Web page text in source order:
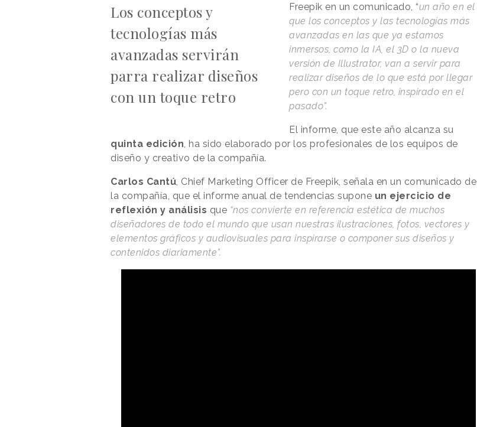
Los conceptos y
tecnologías más
avanzadas servirán
parra realizar diseños
con un toque retro
Freepik en un comunicado, “un año en el
que los conceptos y las tecnologías más
avanzadas en las que ya estamos
inmersos, como la IA, el 3D o la nueva
versión de Illustrator, van a servir para
realizar diseños de lo que está por llegar
pero con un toque retro, inspirado en el
pasado”.
El informe, que este año alcanza su
quinta edición , ha sido elaborado por los profesionales de los equipos de
diseño y creativo de la compañía.
Carlos Cantú , Chief Marketing Officer de Freepik, señala en un comunicado de
la compañía, que el informe anual de tendencias supone un ejercicio de
reflexión y análisis que “nos convierte en referencia estética de muchos
diseñadores de todo el mundo que usan nuestras ilustraciones, fotos, vectores y
elementos gráficos y audiovisuales para inspirarse o componer sus diseños y
contenidos diariamente”.